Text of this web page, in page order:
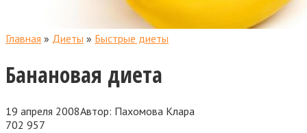
Главная » Диеты » Быстрые диеты
Банановая диета
19 апреля 2008Автор: Пахомова Клара
702 957